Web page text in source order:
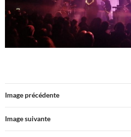
Image précédente
Image suivante